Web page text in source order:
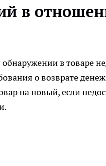
в
в товаре
о возврате
на новый, если